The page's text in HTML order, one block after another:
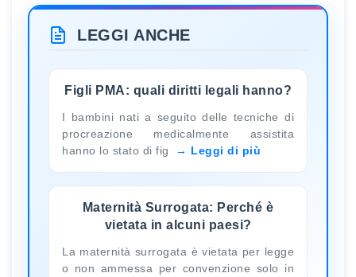
LEGGI ANCHE
Figli PMA: quali diritti legali hanno?
I bambini nati a seguito delle tecniche di
procreazione medicalmente assistita
hanno lo stato di fig
Leggi di più
Maternità Surrogata: Perché è
vietata in alcuni paesi?
La maternità surrogata è vietata per legge
o non ammessa per convenzione solo in